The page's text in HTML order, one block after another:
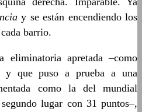
y se están encendiendo los
barrio.
eliminatoria apretada –como
y que puso a prueba a una
como la del mundial
lugar con 31 puntos–,